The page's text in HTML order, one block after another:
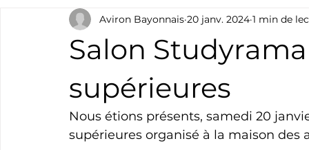
Omnisports Partenariat Pelote Pentathlon
Tennis
Cyclotourisme Surf Basket
Salon
supérieures
Aviron Bayonnais 20 janv. 2024 1 min de
Nous étions présents, samedi 20
supérieures organisé à la maison des